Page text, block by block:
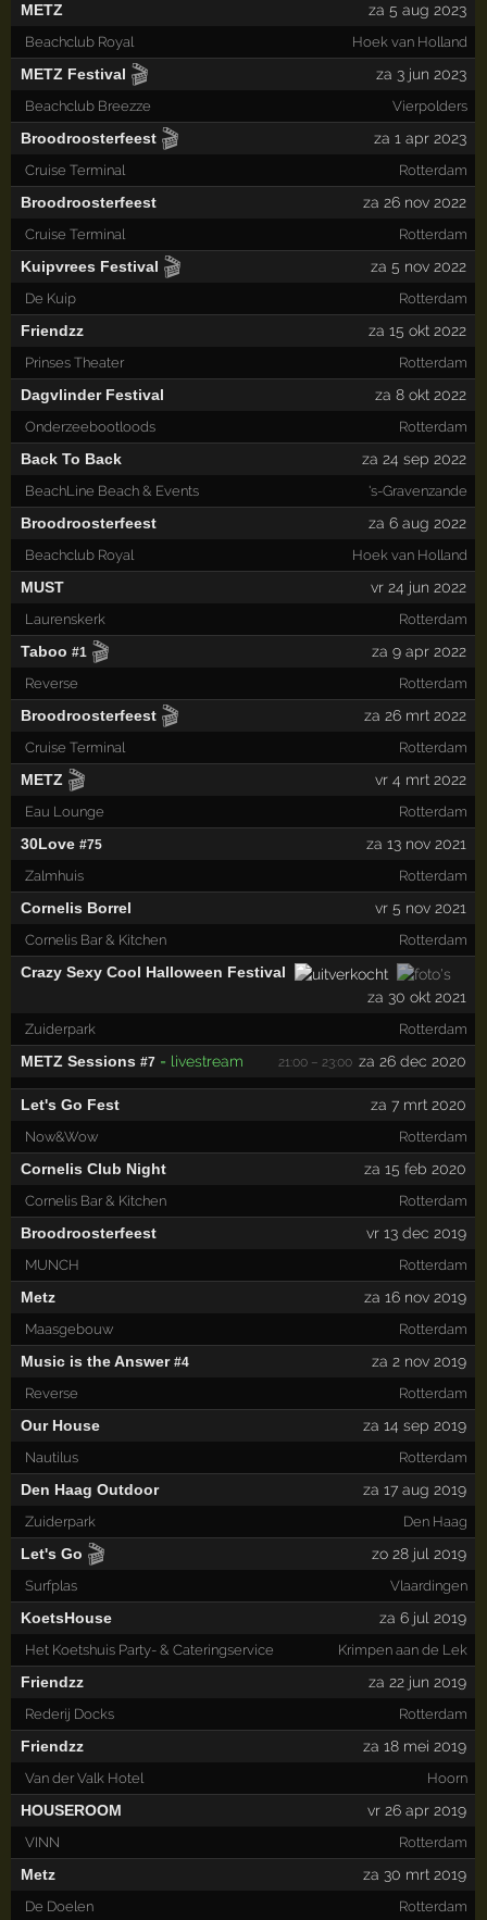
METZ za 5 aug 2023
Beachclub Royal Hoek van Holland
METZ Festival 🎬 za 3 jun 2023
Beachclub Breezze Vierpolders
Broodroosterfeest 🎬 za 1 apr 2023
Cruise Terminal Rotterdam
Broodroosterfeest za 26 nov 2022
Cruise Terminal Rotterdam
Kuipvrees Festival 🎬 za 5 nov 2022
De Kuip Rotterdam
Friendzz za 15 okt 2022
Prinses Theater Rotterdam
Dagvlinder Festival za 8 okt 2022
Onderzeebootloods Rotterdam
Back To Back za 24 sep 2022
BeachLine Beach & Events 's-Gravenzande
Broodroosterfeest za 6 aug 2022
Beachclub Royal Hoek van Holland
MUST vr 24 jun 2022
Laurenskerk Rotterdam
Taboo #1 🎬 za 9 apr 2022
Reverse Rotterdam
Broodroosterfeest 🎬 za 26 mrt 2022
Cruise Terminal Rotterdam
METZ 🎬 vr 4 mrt 2022
Eau Lounge Rotterdam
30Love #75 za 13 nov 2021
Zalmhuis Rotterdam
Cornelis Borrel vr 5 nov 2021
Cornelis Bar & Kitchen Rotterdam
Crazy Sexy Cool Halloween Festival
za 30 okt 2021
Zuiderpark Rotterdam
METZ Sessions #7 = livestream za 26 dec 2020
21:00 – 23:00
Let's Go Fest za 7 mrt 2020
Now&Wow Rotterdam
Cornelis Club Night za 15 feb 2020
Cornelis Bar & Kitchen Rotterdam
Broodroosterfeest vr 13 dec 2019
MUNCH Rotterdam
Metz za 16 nov 2019
Maasgebouw Rotterdam
Music is the Answer #4 za 2 nov 2019
Reverse Rotterdam
Our House za 14 sep 2019
Nautilus Rotterdam
Den Haag Outdoor za 17 aug 2019
Zuiderpark Den Haag
Let's Go 🎬 zo 28 jul 2019
Surfplas Vlaardingen
KoetsHouse za 6 jul 2019
Het Koetshuis Party- & Cateringservice Krimpen aan de Lek
Friendzz za 22 jun 2019
Rederij Docks Rotterdam
Friendzz za 18 mei 2019
Van der Valk Hotel Hoorn
HOUSEROOM vr 26 apr 2019
VINN Rotterdam
Metz za 30 mrt 2019
De Doelen Rotterdam